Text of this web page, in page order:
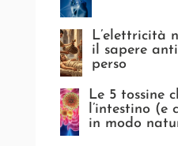
L’elettricità
il sapere
perso
Le 5 tossine
l’intestino (e
in modo